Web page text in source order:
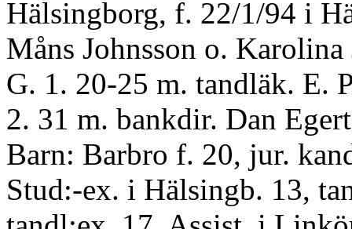
Hälsingborg, f. 22/1/94 i
Måns Johnsson o. Karolina
G. 1. 20-25 m. tandläk. E.
2. 31 m. bankdir. Dan
Barn: Barbro f. 20, jur.
Stud:-ex. i Hälsingb. 13,